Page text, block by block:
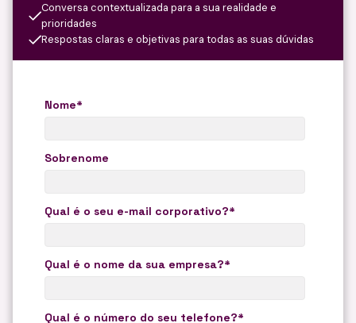
Conversa contextualizada para a sua realidade e
prioridades
Respostas claras e objetivas para todas as suas dúvidas
Nome*
Sobrenome
Qual é o seu e-mail corporativo?*
Qual é o nome da sua empresa?*
Qual é o número do seu telefone?*